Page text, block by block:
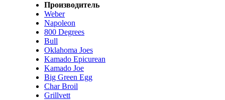
Производитель
Weber
Napoleon
800 Degrees
Bull
Oklahoma Joes
Kamado Epicurean
Kamado Joe
Big Green Egg
Char Broil
Grillvett